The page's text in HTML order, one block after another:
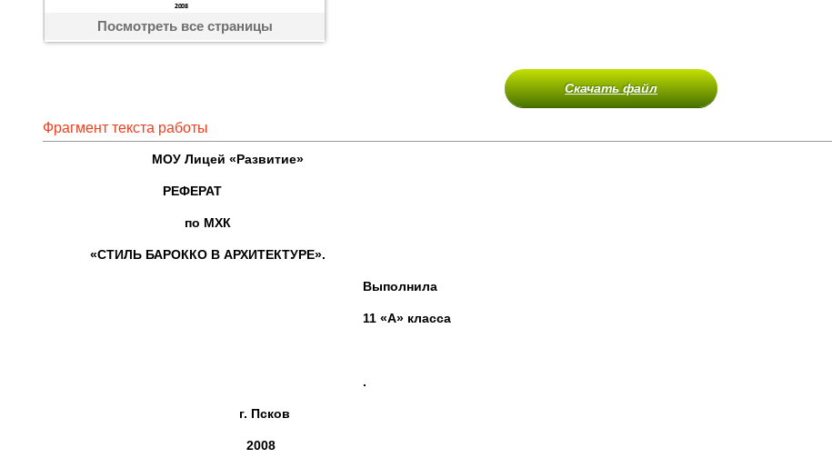
Посмотреть все страницы
Скачать файл
Фрагмент текста работы
МОУ Лицей «Развитие»
РЕФЕРАТ
по МХК
«СТИЛЬ БАРОККО В АРХИТЕКТУРЕ».
Выполнила
11 «А» класса
.
г. Псков
2008